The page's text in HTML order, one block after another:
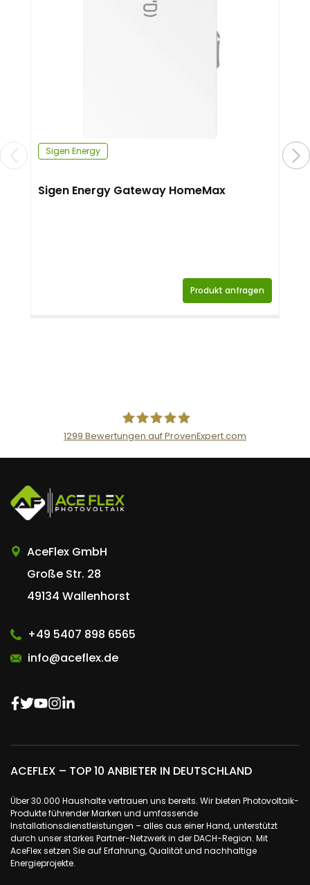
Sigen Energy
Sigen Energy Gateway HomeMax
Produkt anfragen
AceFlex GmbH
1299 Bewertungen auf ProvenExpert.com
AceFlex GmbH
Große Str. 28
49134 Wallenhorst
+49 5407 898 6565
info@aceflex.de
ACEFLEX – TOP 10 ANBIETER IN DEUTSCHLAND
Über 30.000 Haushalte vertrauen uns bereits. Wir bieten Photovoltaik-
Produkte führender Marken und umfassende
Installationsdienstleistungen – alles aus einer Hand, unterstützt
durch unser starkes Partner-Netzwerk in der DACH-Region. Mit
AceFlex setzen Sie auf Erfahrung, Qualität und nachhaltige
Energieprojekte.